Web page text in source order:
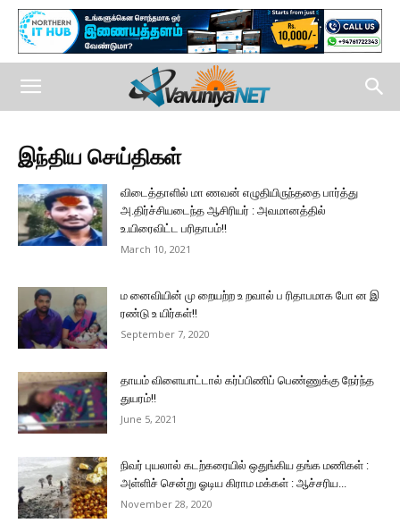
இந்திய செய்திகள்
விடைத்தாளில் மா ணவன் எழுதியிருந்ததை பார்த்து
அ.திர்ச்சியடைந்த ஆசிரியர் : அவமானத்தில்
உ.யிரைவிட்ட பரிதாபம்!!
March 10, 2021
ம னைவியின் மு றையற்ற உ றவால் ப ரிதாபமாக போ ன இ
ரண்டு உ யிர்கள்!!
September 7, 2020
தாயம் விளையாட்டால் கர்ப்பிணிப் பெண்ணுக்கு நேர்ந்த
துயரம்!!
June 5, 2021
நிவர் புயலால் கடற்கரையில் ஒதுங்கிய தங்க மணிகள் :
அள்ளிச் சென்று ஓடிய கிராம மக்கள் : ஆச்சரிய...
November 28, 2020